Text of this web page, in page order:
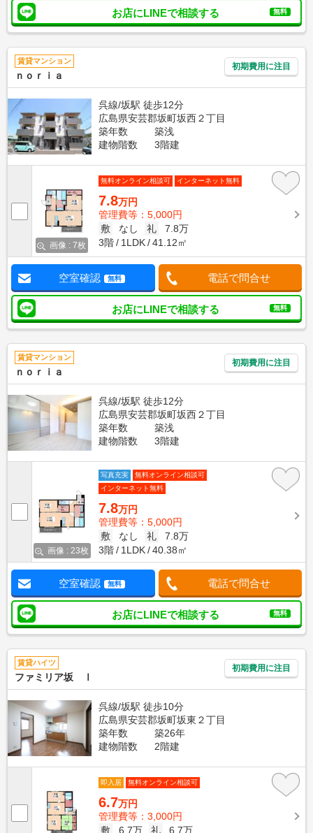
お店にLINEで相談する 無料
賃貸マンション
ｎｏｒｉａ
初期費用に注目
呉線/坂駅 徒歩12分
広島県安芸郡坂町坂西２丁目
築年数
築浅
建物階数
3階建
画像 : 7枚
無料オンライン相談可 インターネット無料
7.8万円
管理費等：5,000円
敷
なし 礼
7.8万
3階
1LDK 41.12㎡
空室確認 無料 電話で問合せ
お店にLINEで相談する 無料
賃貸マンション
ｎｏｒｉａ
初期費用に注目
呉線/坂駅 徒歩12分
広島県安芸郡坂町坂西２丁目
築年数
築浅
建物階数
3階建
画像 : 23枚
写真充実
無料オンライン相談可
インターネット無料
7.8万円
管理費等：5,000円
敷
なし 礼
7.8万
3階
1LDK 40.38㎡
空室確認 無料 電話で問合せ
お店にLINEで相談する 無料
賃貸ハイツ
ファミリア坂 Ⅰ
初期費用に注目
呉線/坂駅 徒歩10分
広島県安芸郡坂町坂東２丁目
築年数
築26年
建物階数
2階建
即入居 無料オンライン相談可
6.7万円
管理費等：3,000円
敷
6.7万 礼 6.7万